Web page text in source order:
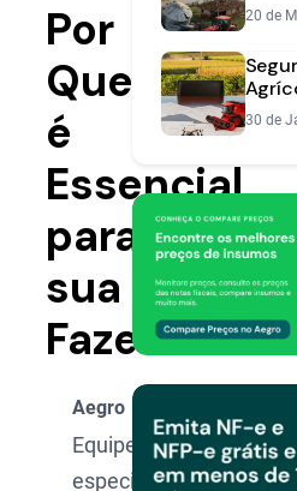
Por
Que
é
Essencial
para
sua
Fazenda
Aegro
Equipe de
especialistas
seu
20 de
30 de